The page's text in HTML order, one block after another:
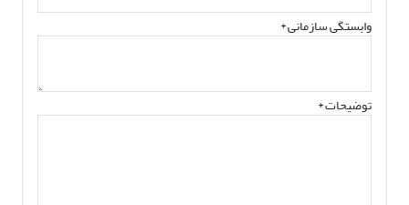
وابستگی سازمانی *
توضیحات *